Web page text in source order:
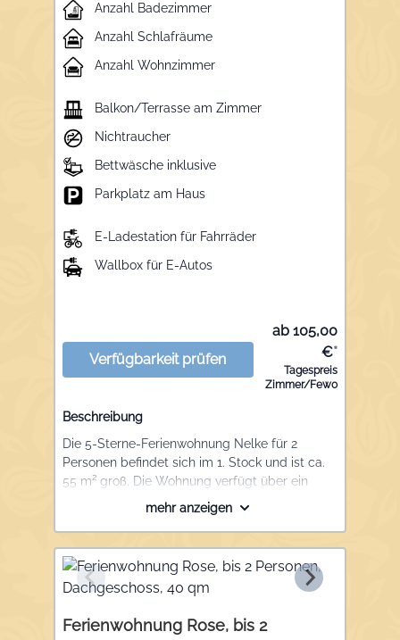
Anzahl Badezimmer
Anzahl Schlafräume
Anzahl Wohnzimmer
Balkon/Terrasse am Zimmer
Nichtraucher
Bettwäsche inklusive
Parkplatz am Haus
E-Ladestation für Fahrräder
Wallbox für E-Autos
Verfügbarkeit prüfen
ab 105,00
€*
Tagespreis
Zimmer/Fewo
Beschreibung
Die 5-Sterne-Ferienwohnung Nelke für 2
Personen befindet sich im 1. Stock und ist ca.
55 m² groß. Die Wohnung verfügt über ein
Schlafzimmer mit Doppelbett, Schrank und
Tresor, ein Wohnzimmer mit gemütlicher
Sitzecke und LCD-TV, eine komplett
ausgestattete Küche mit Backofen,
Geschirrspüler und Essgruppe, ein
Badezimmer mit Dusche, WC,
Südbalkon.
mehr anzeigen
Ferienwohnung Rose, bis 2